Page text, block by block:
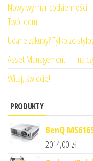
Nowy wymiar codzienności
Twój dom
Udane zakupy? Tylko ze
Asset Management — na
Witaj, świecie!
PRODUKTY
BenQ
2014,00 zł